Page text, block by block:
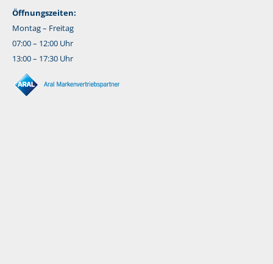
Öffnungszeiten:
Montag – Freitag
07:00 – 12:00 Uhr
13:00 – 17:30 Uhr